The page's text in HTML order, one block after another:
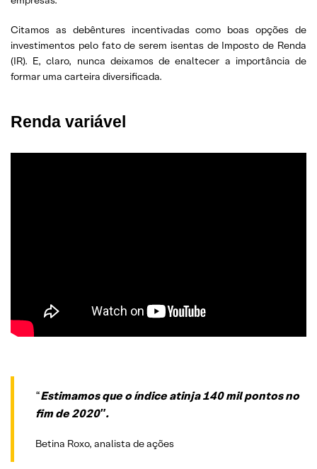
Citamos as debêntures incentivadas como boas opções de
investimentos pelo fato de serem isentas de Imposto de Renda
(IR). E, claro, nunca deixamos de enaltecer a importância de
formar uma carteira diversificada.
Renda variável
“Estimamos que o índice atinja 140 mil pontos no
fim de 2020″.
Betina Roxo, analista de ações